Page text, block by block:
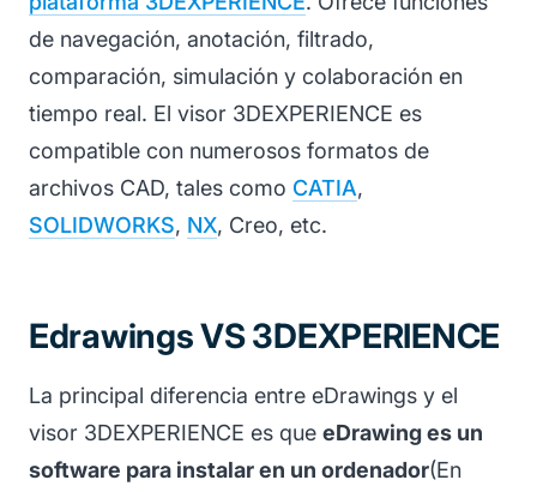
de navegación, anotación, filtrado,
comparación, simulación y colaboración en
tiempo real. El visor 3DEXPERIENCE es
compatible con numerosos formatos de
archivos CAD, tales como CATIA,
SOLIDWORKS, NX, Creo, etc.
Edrawings VS 3DEXPERIENCE
La principal diferencia entre eDrawings y el
visor 3DEXPERIENCE es que eDrawing es un
software para instalar en un ordenador(En